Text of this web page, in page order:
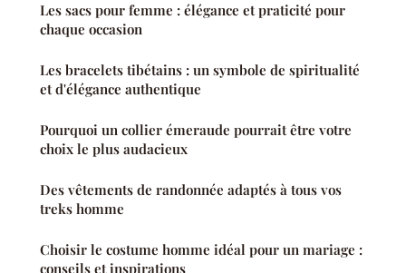
Les sacs pour femme : élégance et praticité pour
chaque occasion
Les bracelets tibétains : un symbole de spiritualité
et d'élégance authentique
Pourquoi un collier émeraude pourrait être votre
choix le plus audacieux
Des vêtements de randonnée adaptés à tous vos
treks homme
Choisir le costume homme idéal pour un mariage :
conseils et inspirations